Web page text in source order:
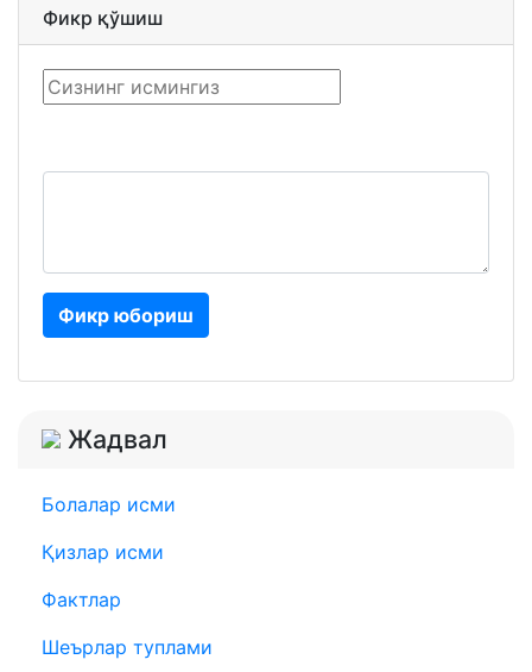
Фикр қўшиш
Фикр юбориш
Жадвал
Болалар исми
Қизлар исми
Фактлар
Шеърлар туплами